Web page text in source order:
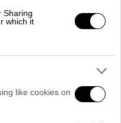
Sharing
which it
like cookies on